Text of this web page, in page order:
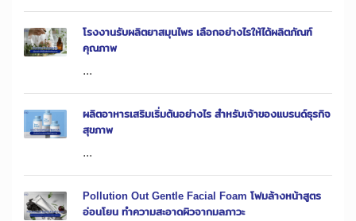
โรงงานรับผลิตยาสมุนไพร เลือกอย่างไรให้ได้ผลิตภัณฑ์
คุณภาพ
...
ผลิตอาหารเสริมเริ่มต้นอย่างไร สำหรับเจ้าของแบรนด์ธุรกิจ
สุขภาพ
...
Pollution Out Gentle Facial Foam โฟมล้างหน้าสูตร
อ่อนโยน ทำความสะอาดผิวจากมลภาวะ